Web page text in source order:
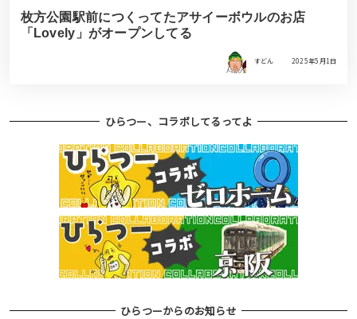
枚方公園駅前につくってたアサイーボウルのお店
「Lovely」がオープンしてる
すどん 2025年5月1日
ひらつー、コラボしてるってよ
ひらつーからのお知らせ